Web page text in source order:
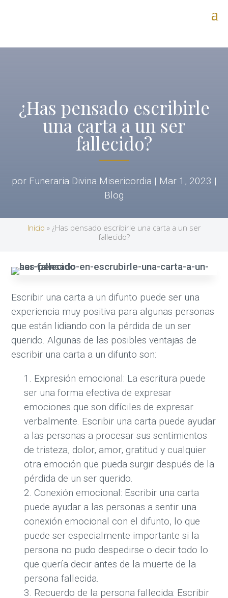
¿Has pensado escribirle
una carta a un ser
fallecido?
por Funeraria Divina Misericordia | Mar 1, 2023 |
Blog
Inicio » ¿Has pensado escribirle una carta a un ser
fallecido?
Escribir una carta a un difunto puede ser una
experiencia muy positiva para algunas personas
que están lidiando con la pérdida de un ser
querido. Algunas de las posibles ventajas de
escribir una carta a un difunto son:
Expresión emocional: La escritura puede
ser una forma efectiva de expresar
emociones que son difíciles de expresar
verbalmente. Escribir una carta puede ayudar
a las personas a procesar sus sentimientos
de tristeza, dolor, amor, gratitud y cualquier
otra emoción que pueda surgir después de la
pérdida de un ser querido.
Conexión emocional: Escribir una carta
puede ayudar a las personas a sentir una
conexión emocional con el difunto, lo que
puede ser especialmente importante si la
persona no pudo despedirse o decir todo lo
que quería decir antes de la muerte de la
persona fallecida.
Recuerdo de la persona fallecida: Escribir